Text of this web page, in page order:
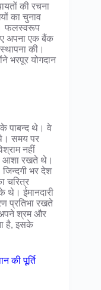
की रचना
का चुनाव
फलस्वरूप
अपना एक बैंक
की।
भरपूर योगदान
के पाबन्द थे। वे
समय पर
नहीं
आशा रखते थे।
भर देश
चरित्र
थे। ईमानदारी
प्रतिभा रखते
अपने श्रम और
है, इसके
की पूर्ति